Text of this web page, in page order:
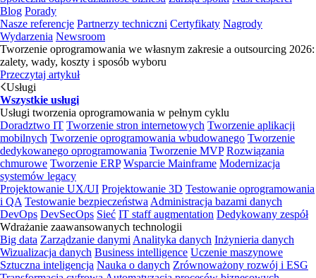
Blog Porady
Nasze referencje Partnerzy techniczni Certyfikaty Nagrody
Wydarzenia Newsroom
Tworzenie oprogramowania we własnym zakresie a outsourcing 2026:
zalety, wady, koszty i sposób wyboru
Przeczytaj artykuł
Usługi
Wszystkie usługi
Usługi tworzenia oprogramowania w pełnym cyklu
Doradztwo IT Tworzenie stron internetowych Tworzenie aplikacji
mobilnych Tworzenie oprogramowania wbudowanego Tworzenie
dedykowanego oprogramowania Tworzenie MVP Rozwiązania
chmurowe Tworzenie ERP Wsparcie Mainframe Modernizacja
systemów legacy
Projektowanie UX/UI Projektowanie 3D Testowanie oprogramowania
i QA Testowanie bezpieczeństwa Administracja bazami danych
DevOps DevSecOps Sieć IT staff augmentation Dedykowany zespół
Wdrażanie zaawansowanych technologii
Big data Zarządzanie danymi Analityka danych Inżynieria danych
Wizualizacja danych Business intelligence Uczenie maszynowe
Sztuczna inteligencja Nauka o danych Zrównoważony rozwój i ESG